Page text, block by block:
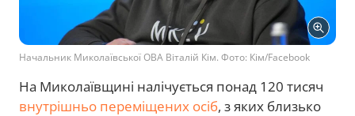
Начальник Миколаївської ОВА Віталій Кім. Фото: Кім/Facebook
На Миколаївщині налічується понад 120 тисяч
внутрішньо переміщених осіб, з яких близько